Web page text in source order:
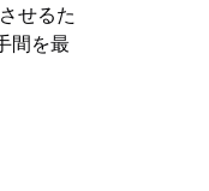
せるた
間を最